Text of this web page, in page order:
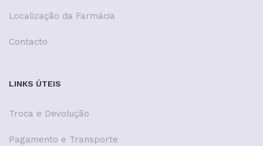
Localização da Farmácia
Contacto
LINKS ÚTEIS
Troca e Devolução
Pagamento e Transporte